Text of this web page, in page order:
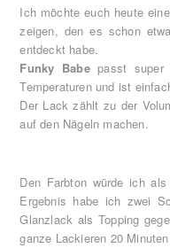
Ich möchte euch heute
zeigen, den es schon
entdeckt habe.
Funky Babepasst super
Temperaturen und ist
Der Lack zählt zu der
auf den Nägeln machen.
Den Farbton würde ich
Ergebnis habe ich zwei
Glanzlack als Topping
ganze Lackieren 20